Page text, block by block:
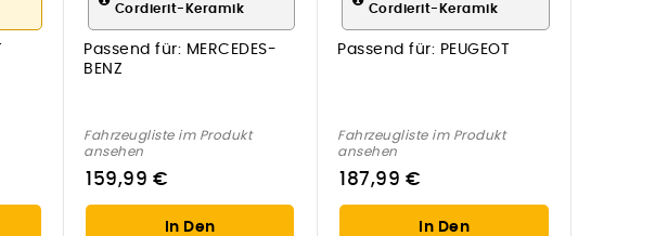
Cordierit-Keramik
Passend für: MERCEDES-
BENZ
Fahrzeugliste im Produkt
ansehen
159,99 €
In Den
Cordierit-Keramik
Passend für: PEUGEOT
Fahrzeugliste im Produkt
ansehen
187,99 €
In Den